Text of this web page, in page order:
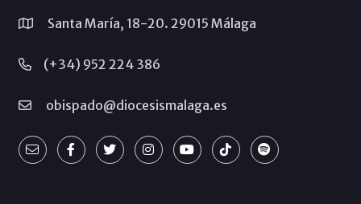
Santa María, 18-20. 29015 Málaga
(+34) 952 224 386
obispado@diocesismalaga.es